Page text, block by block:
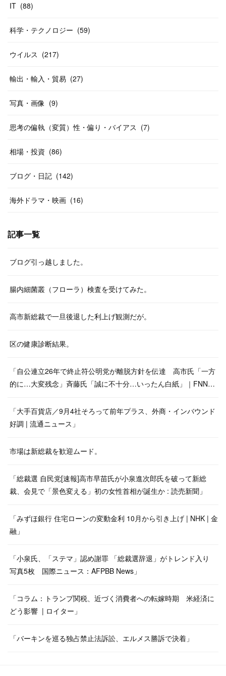
IT (88)
科学・テクノロジー (59)
ウイルス (217)
輸出・輸入・貿易 (27)
写真・画像 (9)
思考の偏執（変質）性・偏り・バイアス (7)
相場・投資 (86)
ブログ・日記 (142)
海外ドラマ・映画 (16)
記事一覧
ブログ引っ越しました。
腸内細菌叢（フローラ）検査を受けてみた。
高市新総裁で一旦後退した利上げ観測だが。
区の健康診断結果。
「自公連立26年で終止符公明党が離脱方針を伝達 高市氏「一方
的に…大変残念」斉藤氏「誠に不十分…いったん白紙」｜FNN…
「大手百貨店／9月4社そろって前年プラス、外商・インバウンド
好調 | 流通ニュース」
市場は新総裁を歓迎ムード。
「総裁選 自民党[速報]高市早苗氏が小泉進次郎氏を破って新総
裁、会見で「景色変える」初の女性首相が誕生か : 読売新聞」
「みずほ銀行 住宅ローンの変動金利 10月から引き上げ | NHK | 金
融」
「小泉氏、「ステマ」認め謝罪 「総裁選辞退」がトレンド入り
写真5枚 国際ニュース：AFPBB News」
「コラム：トランプ関税、近づく消費者への転嫁時期 米経済に
どう影響 | ロイター」
「バーキンを巡る独占禁止法訴訟、エルメス勝訴で決着」